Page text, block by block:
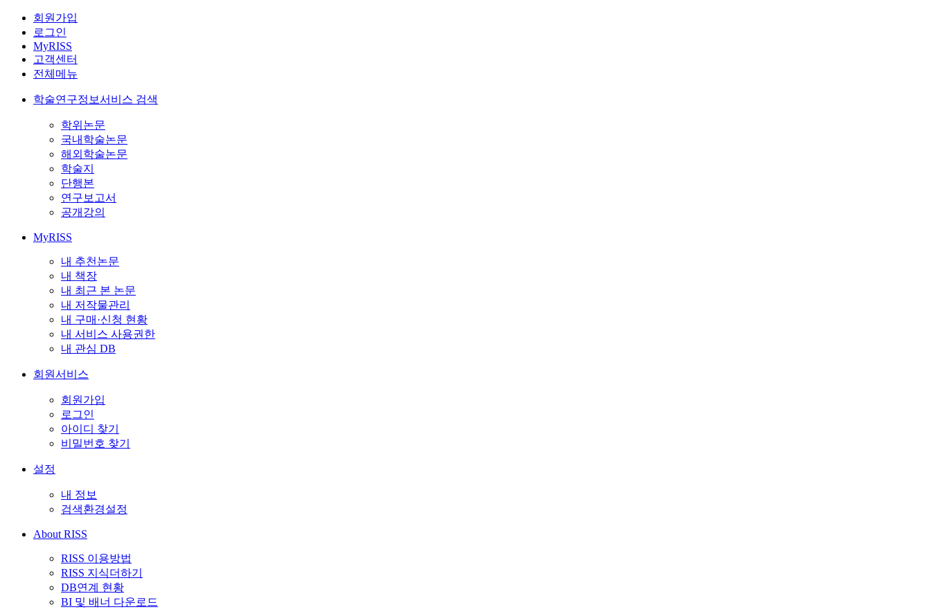
회원가입
로그인
MyRISS
고객센터
전체메뉴
학술연구정보서비스 검색
학위논문
국내학술논문
해외학술논문
학술지
단행본
연구보고서
공개강의
MyRISS
내 추천논문
내 책장
내 최근 본 논문
내 저작물관리
내 구매·신청 현황
내 서비스 사용권한
내 관심 DB
회원서비스
회원가입
로그인
아이디 찾기
비밀번호 찾기
설정
내 정보
검색환경설정
About RISS
RISS 이용방법
RISS 지식더하기
DB연계 현황
BI 및 배너 다운로드